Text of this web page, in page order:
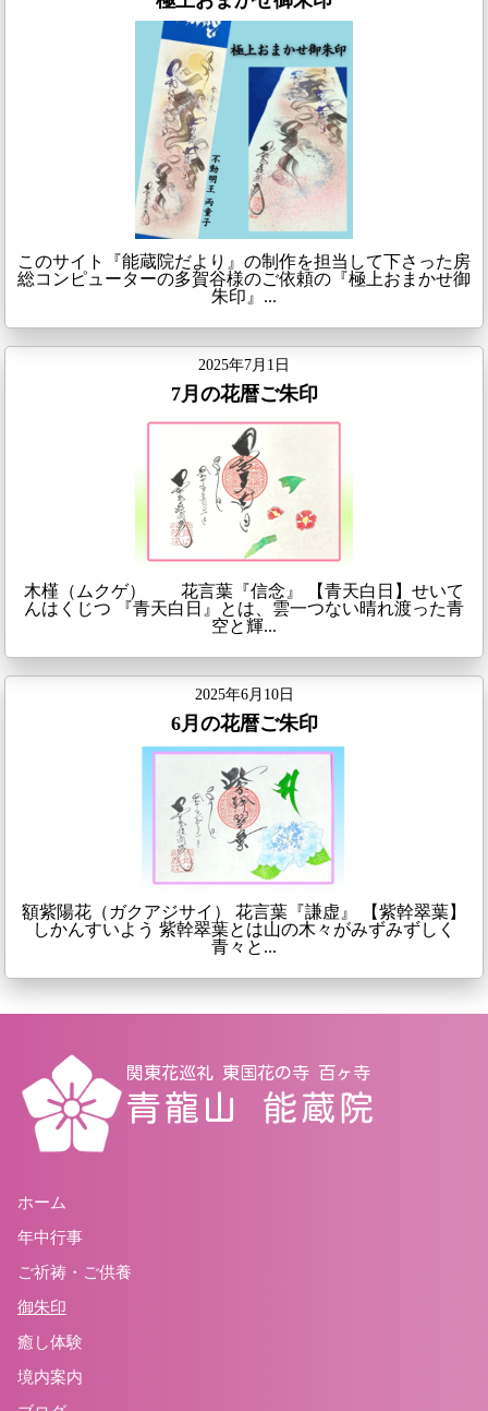
このサイト『能蔵院だより』の制作を担当して下さった房
総コンピューターの多賀谷様のご依頼の『極上おまかせ御
朱印』...
2025年7月1日
7月の花暦ご朱印
木槿（ムクゲ） 花言葉『信念』 【青天白日】せいて
んはくじつ 『青天白日』とは、雲一つない晴れ渡った青
空と輝...
2025年6月10日
6月の花暦ご朱印
額紫陽花（ガクアジサイ） 花言葉『謙虚』 【紫幹翠葉】
しかんすいよう 紫幹翠葉とは山の木々がみずみずしく
青々と...
関東花巡礼 東国花の寺 百ヶ寺
青龍山 能蔵院
ホーム
年中行事
ご祈祷・ご供養
御朱印
癒し体験
境内案内